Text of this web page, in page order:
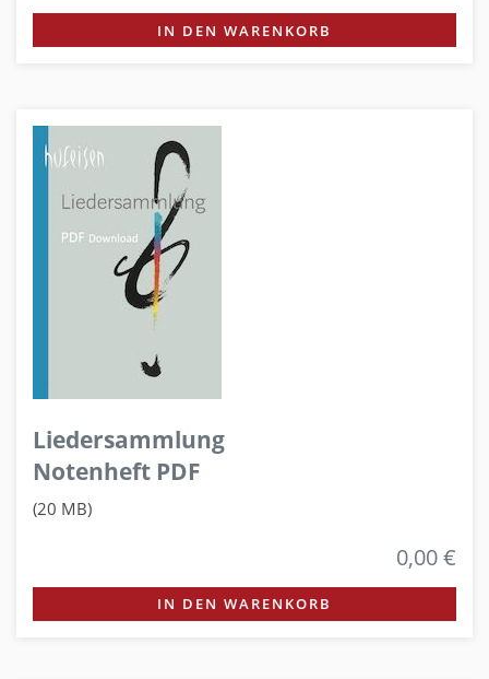
IN DEN WARENKORB
Liedersammlung
Notenheft PDF
(20 MB)
0,00 €
IN DEN WARENKORB